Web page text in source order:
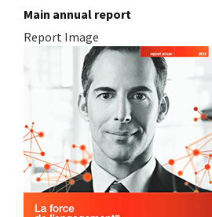
Main annual report
Report Image